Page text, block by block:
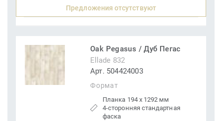
Предложения отсутствуют
Oak Pegasus / Дуб Пегас
Ellade 832
Арт. 504424003
Формат
Планка 194 x 1292 мм
4-сторонняя стандартная
фаска